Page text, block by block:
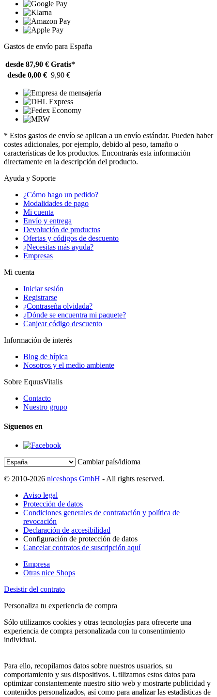
Gastos de envío para España
desde 87,90 € Gratis*
desde 0,00 € 9,90 €
* Estos gastos de envío se aplican a un envío estándar. Pueden haber
costes adicionales, por ejemplo, debido al peso, tamaño o
características de los productos. Encontrarás esta información
directamente en la descripción del producto.
Ayuda y Soporte
¿Cómo hago un pedido?
Modalidades de pago
Mi cuenta
Envío y entrega
Devolución de productos
Ofertas y códigos de descuento
¿Necesitas más ayuda?
Empresas
Mi cuenta
Iniciar sesión
Registrarse
¿Contraseña olvidada?
¿Dónde se encuentra mi paquete?
Canjear código descuento
Información de interés
Blog de hípica
Nosotros y el medio ambiente
Sobre EquusVitalis
Contacto
Nuestro grupo
Síguenos en
Cambiar país/idioma
© 2010-2026 niceshops GmbH - All rights reserved.
Aviso legal
Protección de datos
Condiciones generales de contratación y política de
revocación
Declaración de accesibilidad
Configuración de protección de datos
Cancelar contratos de suscripción aquí
Empresa
Otras nice Shops
Desistir del contrato
Personaliza tu experiencia de compra
Sólo utilizamos cookies y otras tecnologías para ofrecerte una
experiencia de compra personalizada con tu consentimiento
individual.
Para ello, recopilamos datos sobre nuestros usuarios, su
comportamiento y sus dispositivos. Utilizamos estos datos para
optimizar constantemente nuestro sitio web y mostrarte publicidad y
contenidos personalizados, así como para analizar las estadísticas de